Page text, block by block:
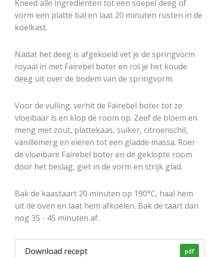
Kneed alle ingrediënten tot een soepel deeg of
vorm een platte bal en laat 20 minuten rusten in de
koelkast.
Nadat het deeg is afgekoeld vet je de springvorm
royaal in met Fairebel boter en rol je het koude
deeg uit over de bodem van de springvorm.
Voor de vulling: verhit de Fairebel boter tot ze
vloeibaar is en klop de room op. Zeef de bloem en
meng met zout, plattekaas, suiker, citroenschil,
vanillemerg en eieren tot een gladde massa. Roer
de vloeibare Fairebel boter en de geklopte room
door het beslag, giet in de vorm en strijk glad.
Bak de kaastaart 20 minuten op 190°C, haal hem
uit de oven en laat hem afkoelen. Bak de taart dan
nog 35 - 45 minuten af.
pdf
Download recept